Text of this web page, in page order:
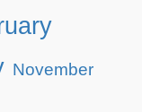
November